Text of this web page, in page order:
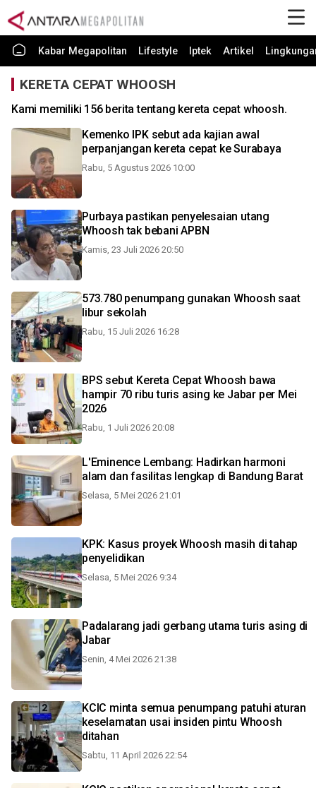
Kabar Megapolitan Lifestyle Iptek Artikel
KERETA CEPAT WHOOSH
Kami memiliki 156 berita tentang kereta cepat whoosh.
Kemenko IPK sebut ada kajian awal
perpanjangan kereta cepat ke Surabaya
Rabu, 5 Agustus 2026 10:00
Purbaya pastikan penyelesaian utang
Whoosh tak bebani APBN
Kamis, 23 Juli 2026 20:50
573.780 penumpang gunakan Whoosh saat
libur sekolah
Rabu, 15 Juli 2026 16:28
BPS sebut Kereta Cepat Whoosh bawa
hampir 70 ribu turis asing ke Jabar per Mei
2026
Rabu, 1 Juli 2026 20:08
L'Eminence Lembang: Hadirkan harmoni
alam dan fasilitas lengkap di Bandung Barat
Selasa, 5 Mei 2026 21:01
KPK: Kasus proyek Whoosh masih di tahap
penyelidikan
Selasa, 5 Mei 2026 9:34
Padalarang jadi gerbang utama turis asing di
Jabar
Senin, 4 Mei 2026 21:38
KCIC minta semua penumpang patuhi aturan
keselamatan usai insiden pintu Whoosh
ditahan
Sabtu, 11 April 2026 22:54